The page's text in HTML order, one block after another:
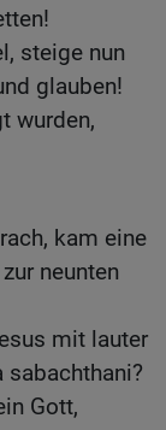
steige nun
glauben!
wurden,
kam eine
neunten
mit lauter
sabachthani?
Gott,